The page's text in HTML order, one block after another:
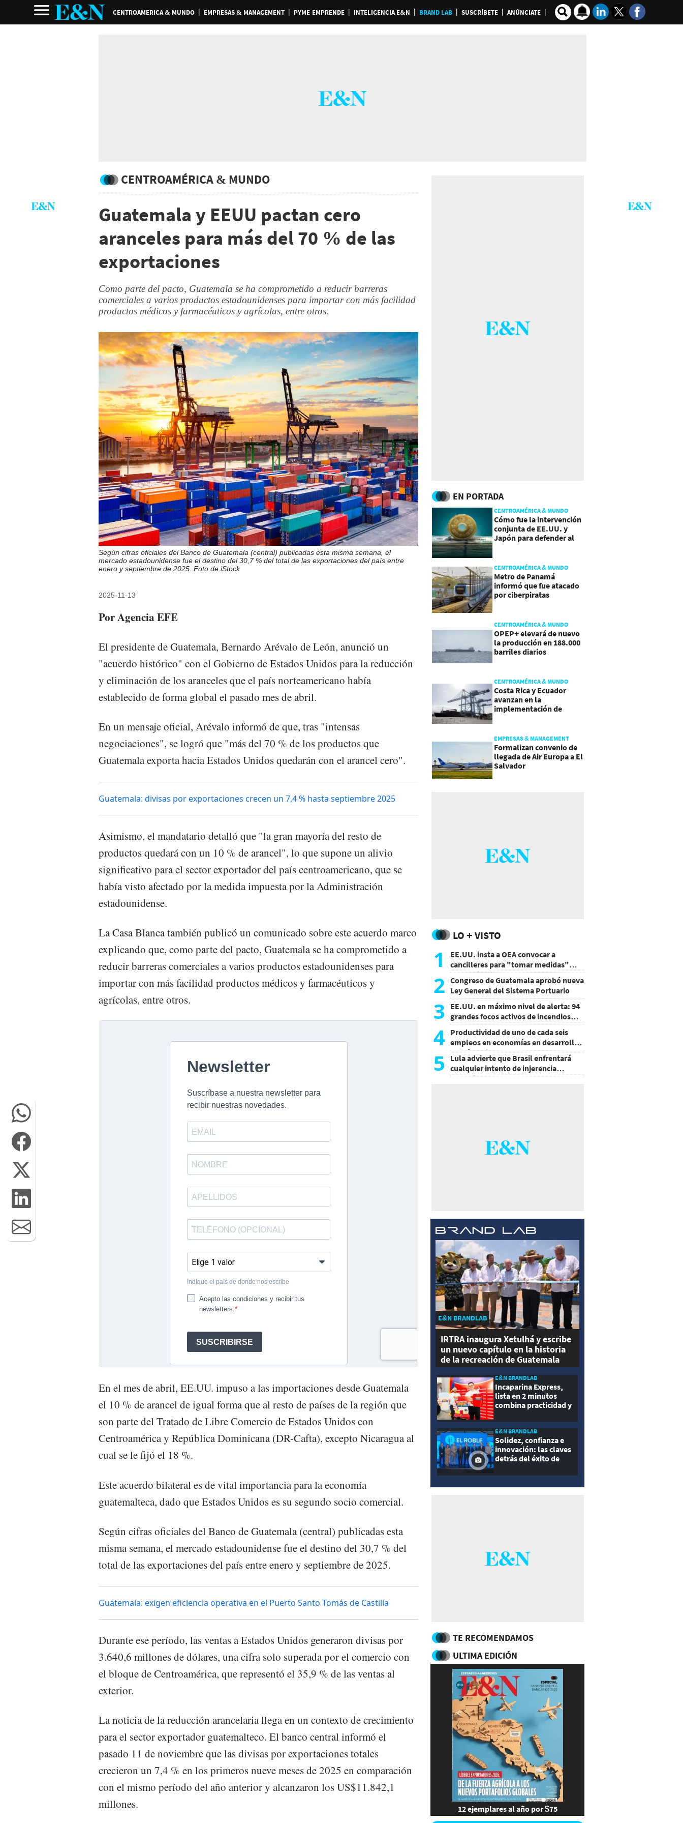
CENTROAMERICA & MUNDO EMPRESAS & MANAGEMENT PYME-EMPRENDE INTELIGENCIA E&N BRAND LAB SUSCRÍBETE ANÚNCIATE
CENTROAMÉRICA & MUNDO
Guatemala y EEUU pactan cero
aranceles para más del 70 % de las
exportaciones
Como parte del pacto, Guatemala se ha comprometido a reducir barreras
comerciales a varios productos estadounidenses para importar con más facilidad
productos médicos y farmacéuticos y agrícolas, entre otros.
Según cifras oficiales del Banco de Guatemala (central) publicadas esta misma semana, el
mercado estadounidense fue el destino del 30,7 % del total de las exportaciones del país entre
enero y septiembre de 2025. Foto de iStock
2025-11-13
Por Agencia EFE
El presidente de Guatemala, Bernardo Arévalo de León, anunció un
"acuerdo histórico" con el Gobierno de Estados Unidos para la reducción
y eliminación de los aranceles que el país norteamericano había
establecido de forma global el pasado mes de abril.
En un mensaje oficial, Arévalo informó de que, tras "intensas
negociaciones", se logró que "más del 70 % de los productos que
Guatemala exporta hacia Estados Unidos quedarán con el arancel cero".
Guatemala: divisas por exportaciones crecen un 7,4 % hasta septiembre 2025
Asimismo, el mandatario detalló que "la gran mayoría del resto de
productos quedará con un 10 % de arancel", lo que supone un alivio
significativo para el sector exportador del país centroamericano, que se
había visto afectado por la medida impuesta por la Administración
estadounidense.
La Casa Blanca también publicó un comunicado sobre este acuerdo marco
explicando que, como parte del pacto, Guatemala se ha comprometido a
reducir barreras comerciales a varios productos estadounidenses para
importar con más facilidad productos médicos y farmacéuticos y
agrícolas, entre otros.
En el mes de abril, EE.UU. impuso a las importaciones desde Guatemala
el 10 % de arancel de igual forma que al resto de países de la región que
son parte del Tratado de Libre Comercio de Estados Unidos con
Centroamérica y República Dominicana (DR-Cafta), excepto Nicaragua al
cual se le fijó el 18 %.
Este acuerdo bilateral es de vital importancia para la economía
guatemalteca, dado que Estados Unidos es su segundo socio comercial.
Según cifras oficiales del Banco de Guatemala (central) publicadas esta
misma semana, el mercado estadounidense fue el destino del 30,7 % del
total de las exportaciones del país entre enero y septiembre de 2025.
Guatemala: exigen eficiencia operativa en el Puerto Santo Tomás de Castilla
Durante ese período, las ventas a Estados Unidos generaron divisas por
3.640,6 millones de dólares, una cifra solo superada por el comercio con
el bloque de Centroamérica, que representó el 35,9 % de las ventas al
exterior.
La noticia de la reducción arancelaria llega en un contexto de crecimiento
para el sector exportador guatemalteco. El banco central informó el
pasado 11 de noviembre que las divisas por exportaciones totales
crecieron un 7,4 % en los primeros nueve meses de 2025 en comparación
con el mismo período del año anterior y alcanzaron los US$11.842,1
millones.
EN PORTADA
CENTROAMÉRICA & MUNDO
Cómo fue la intervención
conjunta de EE.UU. y
Japón para defender al
CENTROAMÉRICA & MUNDO
Metro de Panamá
informó que fue atacado
por ciberpiratas
CENTROAMÉRICA & MUNDO
OPEP+ elevará de nuevo
la producción en 188.000
barriles diarios
CENTROAMÉRICA & MUNDO
Costa Rica y Ecuador
avanzan en la
implementación de
EMPRESAS & MANAGEMENT
Formalizan convenio de
llegada de Air Europa a El
Salvador
LO + VISTO
1
EE.UU. insta a OEA convocar a
cancilleres para "tomar medidas"
sobre Nicaragua
2 Congreso de Guatemala aprobó nueva
Ley General del Sistema Portuario
3 EE.UU. en máximo nivel de alerta: 94
grandes focos activos de incendios
forestales
4 Productividad de uno de cada seis
empleos en economías en desarrollo
podría mejorar por la IA
5
Lula advierte que Brasil enfrentará
cualquier intento de injerencia
extranjera
E&N BRANDLAB
IRTRA inaugura Xetulhá y escribe
un nuevo capítulo en la historia
de la recreación de Guatemala
E&N BRANDLAB
Incaparina Express,
lista en 2 minutos
combina practicidad y
E&N BRANDLAB
Solidez, confianza e
innovación: las claves
detrás del éxito de
TE RECOMENDAMOS
ULTIMA EDICIÓN
12 ejemplares al año por $75